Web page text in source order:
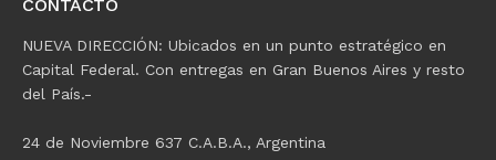
CONTACTO
NUEVA DIRECCIÓN: Ubicados en un punto estratégico en
Capital Federal. Con entregas en Gran Buenos Aires y resto
del País.-
24 de Noviembre 637 C.A.B.A., Argentina